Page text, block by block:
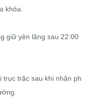
khóa.
giữ yên lặng sau 22:00
trục trặc sau khi nhận ph